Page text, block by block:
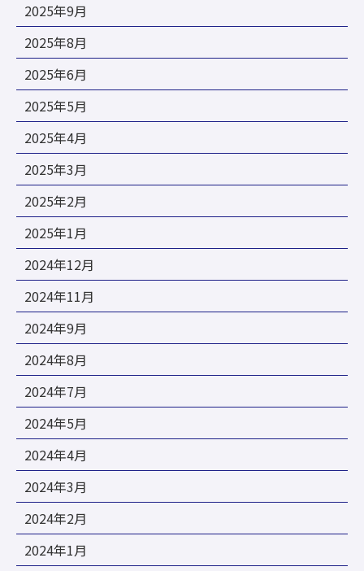
2025年9月
2025年8月
2025年6月
2025年5月
2025年4月
2025年3月
2025年2月
2025年1月
2024年12月
2024年11月
2024年9月
2024年8月
2024年7月
2024年5月
2024年4月
2024年3月
2024年2月
2024年1月